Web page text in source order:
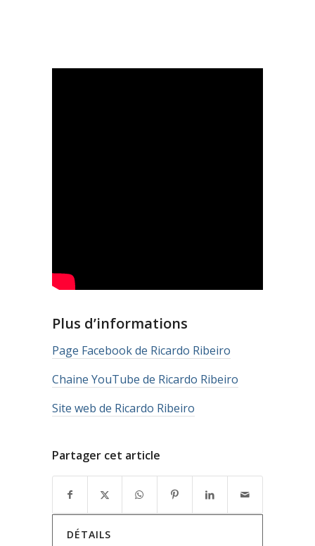
Plus d’informations
Page Facebook de Ricardo Ribeiro
Chaine YouTube de Ricardo Ribeiro
Site web de Ricardo Ribeiro
Partager cet article
DÉTAILS